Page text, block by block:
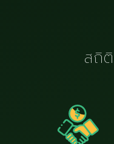
สถิ